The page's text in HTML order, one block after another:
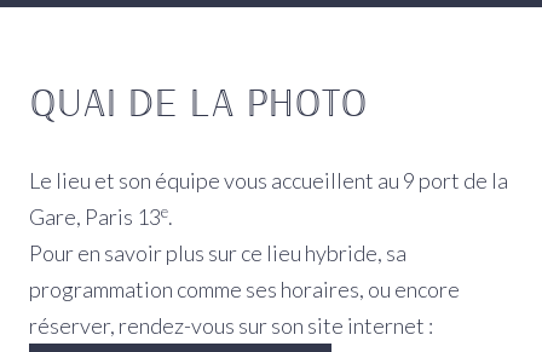
QUAI DE LA PHOTO
Le lieu et son équipe vous accueillent au 9 port de la
Gare, Paris 13e.
Pour en savoir plus sur ce lieu hybride, sa
programmation comme ses horaires, ou encore
réserver, rendez-vous sur son site internet :